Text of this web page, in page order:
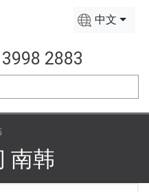
中文
2883
南韩